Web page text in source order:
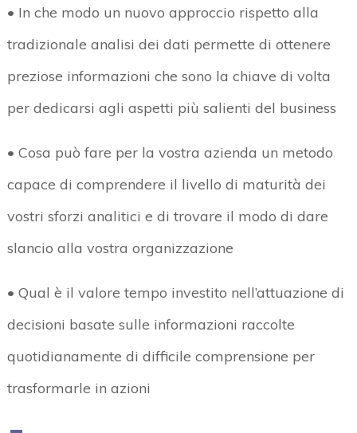
• In che modo un nuovo approccio rispetto alla
tradizionale analisi dei dati permette di ottenere
preziose informazioni che sono la chiave di volta
per dedicarsi agli aspetti più salienti del business
• Cosa può fare per la vostra azienda un metodo
capace di comprendere il livello di maturità dei
vostri sforzi analitici e di trovare il modo di dare
slancio alla vostra organizzazione
• Qual è il valore tempo investito nell’attuazione di
decisioni basate sulle informazioni raccolte
quotidianamente di difficile comprensione per
trasformarle in azioni